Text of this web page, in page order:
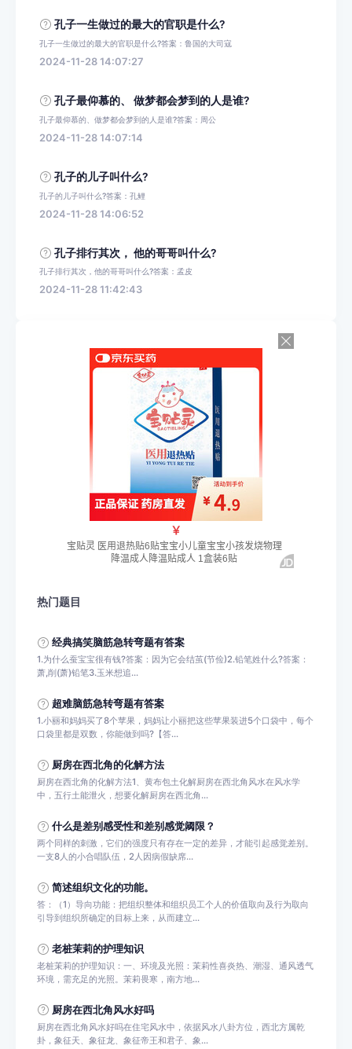
孔子一生做过的最大的官职是什么?
孔子一生做过的最大的官职是什么?答案：鲁国的大司寇
2024-11-28 14:07:27
孔子最仰慕的、 做梦都会梦到的人是谁?
孔子最仰慕的、做梦都会梦到的人是谁?答案：周公
2024-11-28 14:07:14
孔子的儿子叫什么?
孔子的儿子叫什么?答案：孔鲤
2024-11-28 14:06:52
孔子排行其次， 他的哥哥叫什么?
孔子排行其次，他的哥哥叫什么?答案：孟皮
2024-11-28 11:42:43
热门题目
经典搞笑脑筋急转弯题有答案
1.为什么蚕宝宝很有钱?答案：因为它会结茧(节俭)2.铅笔姓什么?答案：
萧,削(萧)铅笔3.玉米想追...
超难脑筋急转弯题有答案
1.小丽和妈妈买了8个苹果，妈妈让小丽把这些苹果装进5个口袋中，每个
口袋里都是双数，你能做到吗?【答...
厨房在西北角的化解方法
厨房在西北角的化解方法1、黄布包土化解厨房在西北角风水在风水学
中，五行土能泄火，想要化解厨房在西北角...
什么是差别感受性和差别感觉阈限？
两个同样的刺激，它们的强度只有存在一定的差异，才能引起感觉差别。
一支8人的小合唱队伍，2人因病假缺席...
简述组织文化的功能。
答：（1）导向功能：把组织整体和组织员工个人的价值取向及行为取向
引导到组织所确定的目标上来，从而建立...
老桩茉莉的护理知识
老桩茉莉的护理知识：一、环境及光照：茉莉性喜炎热、潮湿、通风透气
环境，需充足的光照。茉莉畏寒，南方地...
厨房在西北角风水好吗
厨房在西北角风水好吗在住宅风水中，依据风水八卦方位，西北方属乾
卦，象征天、象征龙、象征帝王和君子、象...